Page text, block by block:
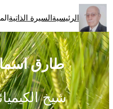
تخطى
إلى
المحتوى
الرئيسيةالسيرة الذاتية
طارق
شيخ